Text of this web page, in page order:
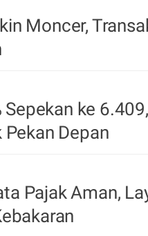
Moncer,
Sepekan ke
Depan
Pajak Aman,